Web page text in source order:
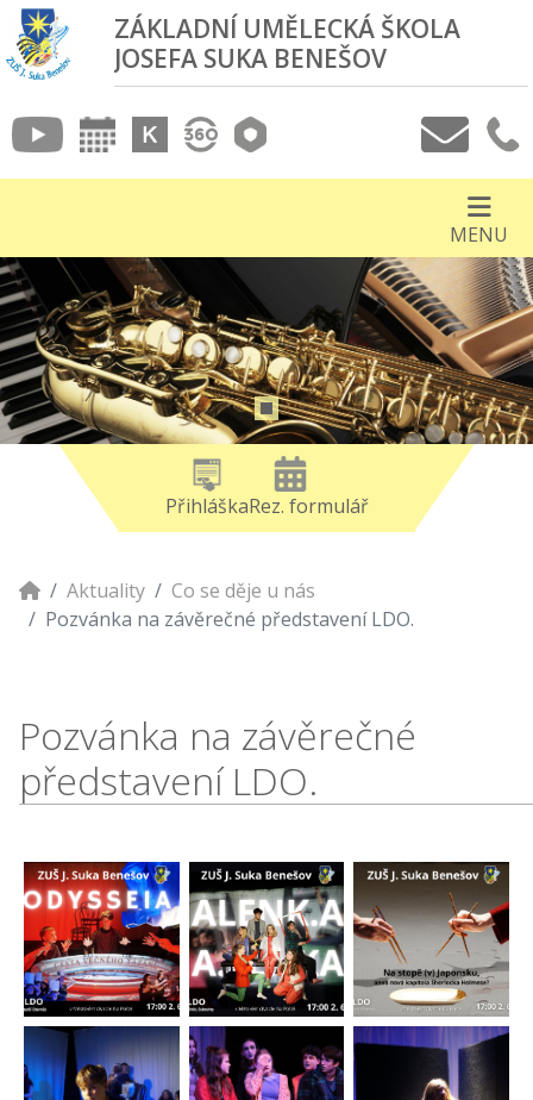
ZÁKLADNÍ UMĚLECKÁ ŠKOLA
JOSEFA SUKA BENEŠOV
MENU
PřihláškaRez. formulář
Aktuality
Co se děje u nás
Pozvánka na závěrečné představení LDO.
Pozvánka na závěrečné
představení LDO.